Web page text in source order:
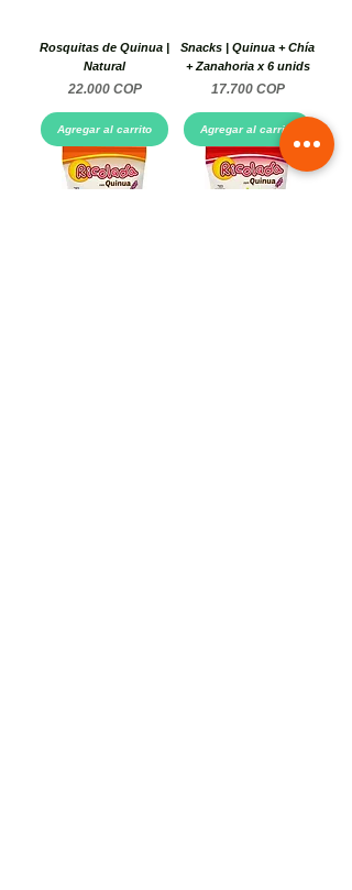
Rosquitas de Quinua |
Natural
Precio
22.000 COP
Agregar al carrito
Snacks | Quinua + Chía
+ Zanahoria x 6 unids
Precio
17.700 COP
Agregar al carrito